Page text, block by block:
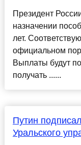
Президент
назначении
лет.
официальном
Выплаты будут
получать ......
Путин
Уральского